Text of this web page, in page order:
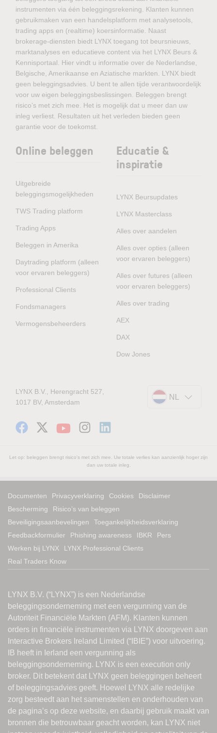
instrumenten via één beleggingsrekening. Klanten kunnen
gebruikmaken van een handelsplatform met analysetools,
trading apps en (realtime) koersinformatie. Naast
brokerage-diensten biedt LYNX toegang tot beursnieuws,
marktanalyses en educatieve content via het LYNX Beurs &
Kennisportaal. Hier vindt u informatie over de Nederlandse,
Belgische, Amerikaanse en Aziatische markten. LYNX biedt
geen beleggingsadvies. U bent te allen tijde verantwoordelijk
voor uw eigen beleggingsbeslissingen. Beleggen brengt
risico’s met zich mee. Het is mogelijk dat u meer dan uw
inleg verliest. Resultaten uit het verleden bieden geen
garantie voor de toekomst.
Online beleggen
Uitgebreide
beleggingsmogelijkheden
TWS Trading platform
Trading Apps
Beleggen in Amerika
Daytrading platform (alleen
voor ervaren beleggers)
Professional Clients
Fondsmanagers
Vermogensbeheerders
Educatie &
inspiratie
LYNX Beursupdates
LYNX Masterclass
Alles over aandelen
Alles over opties (alleen
voor ervaren beleggers)
Alles over futures (alleen
voor ervaren beleggers)
Alles over trading
AEX
DAX
Dow Jones
LYNX B.V., Herengracht 527,
1017 BV, Amsterdam
NL
Let op: beleggen brengt risico's met zich mee. Uw totale verlies kan aanzienlijk hoger zijn
dan uw totale inleg.
Documenten Privacyverklaring Cookies
Disclaimer
Bescherming
Risico’s van beleggen
Beveiligingsaanbevelingen
Toegankelijkheidsverklaring
Feedbackformulier
Phishing awareness IBKR
Pers
Werken bij LYNX
LYNX Professional Clients
Real Traders Know